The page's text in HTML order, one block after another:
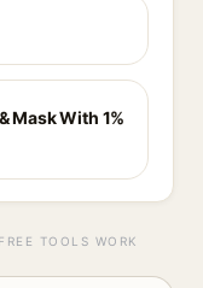
Mask With 1%
TOOLS WORK